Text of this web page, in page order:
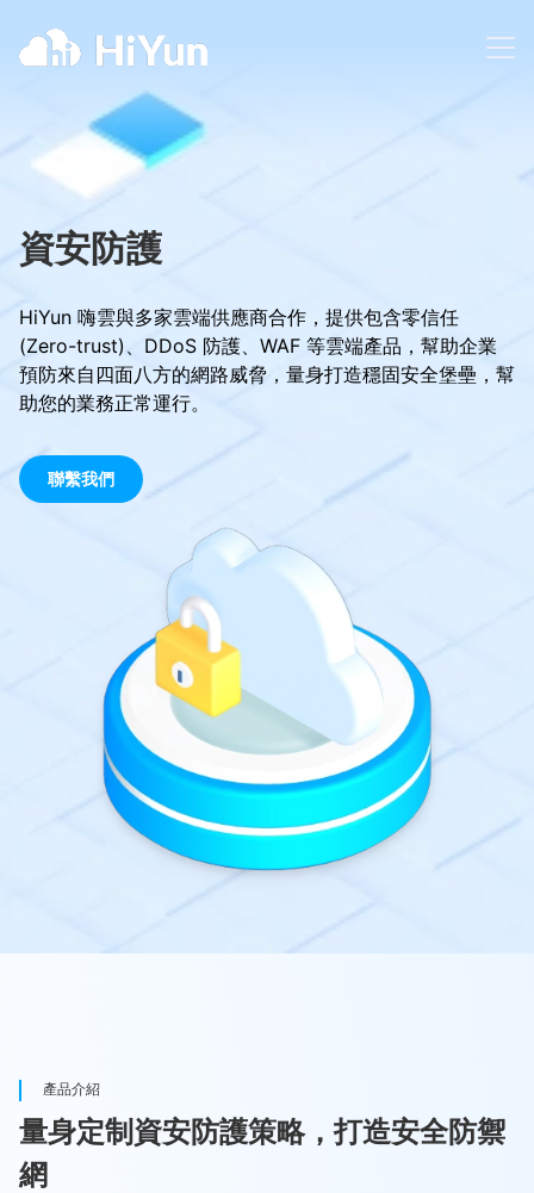
資安防護
HiYun 嗨雲與多家雲端供應商合作，提供包含零信任
(Zero-trust)、DDoS 防護、WAF 等雲端產品，幫助企業
預防來自四面八方的網路威脅，量身打造穩固安全堡壘，幫
助您的業務正常運行。
聯繫我們
產品介紹
量身定制資安防護策略，打造安全防禦
網